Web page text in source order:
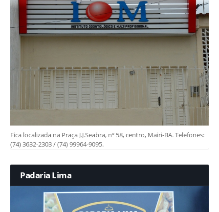
Fica localizada na Praça J.J.Seabra, nº 58, centro, Mairi-BA. Telefones:
(74) 3632-2303 / (74) 99964-9095.
Padaria Lima